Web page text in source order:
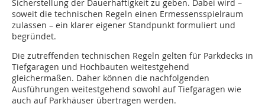
Sicherstellung der Dauerhaftigkeit zu geben. Dabei wird –
soweit die technischen Regeln einen Ermessensspielraum
zulassen – ein klarer eigener Standpunkt formuliert und
begründet.
Die zutreffenden technischen Regeln gelten für Parkdecks in
Tiefgaragen und Hochbauten weitestgehend
gleichermaßen. Daher können die nachfolgenden
Ausführungen weitestgehend sowohl auf Tiefgaragen wie
auch auf Parkhäuser übertragen werden.